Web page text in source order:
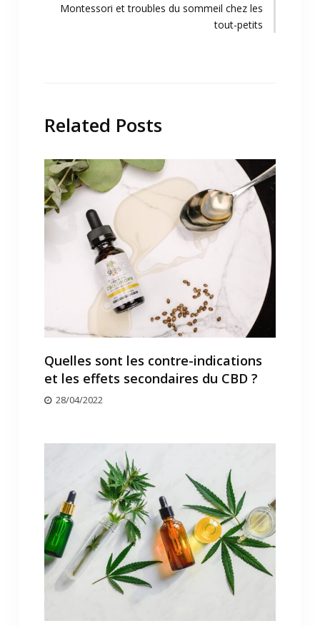
Next
Montessori et troubles du sommeil chez les
tout-petits
Related Posts
Quelles sont les contre-indications
et les effets secondaires du CBD ?
28/04/2022